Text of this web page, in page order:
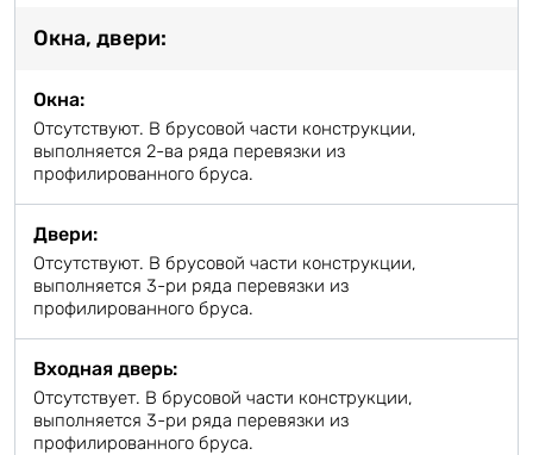
Окна, двери:
Окна:
Отсутствуют. В брусовой части конструкции,
выполняется 2-ва ряда перевязки из
профилированного бруса.
Двери:
Отсутствуют. В брусовой части конструкции,
выполняется 3-ри ряда перевязки из
профилированного бруса.
Входная дверь:
Отсутствует. В брусовой части конструкции,
выполняется 3-ри ряда перевязки из
профилированного бруса.